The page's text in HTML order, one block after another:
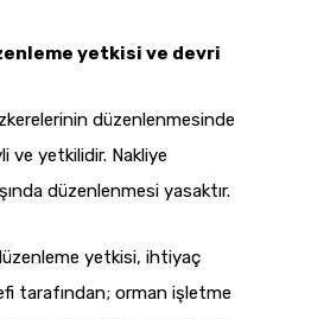
yetkisi ve devri
düzenlenmesinde
ve yetkilidir. Nakliye
düzenlenmesi yasaktır.
yetkisi, ihtiyaç
tarafından; orman işletme